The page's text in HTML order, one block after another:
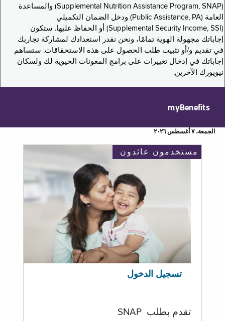
(Supplemental Nutrition Assistance Program, SNAP) والمساعدة
العامة (Public Assistance, PA) ودخل الضمان التكميلي
(Supplemental Security Income, SSI) أو الحفاظ عليها. ستكون
إجاباتك مجهولة الهوية تمامًا، ونحن نقدر استعدادك لمشاركة تجاربك
في تقديم و/أو تثبيت طلب الحصول على هذه الاستحقاقات. ستساهم
إجاباتك في إدخال تغييرات على برامج المعونات الحيوية لك ولسكان
نيويورك الآخرين.
myBenefits
الجمعة، ٧ أغسطس ٢٠٢٦
مستخدمون عائدون
تسجيل الدخول
تقدم بطلب SNAP